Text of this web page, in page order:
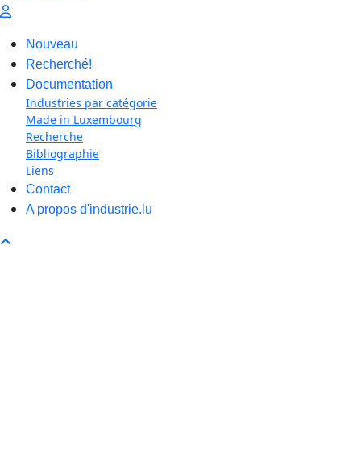
Nouveau
Recherché!
Documentation
Industries par catégorie
Made in Luxembourg
Recherche
Bibliographie
Liens
Contact
A propos d'industrie.lu